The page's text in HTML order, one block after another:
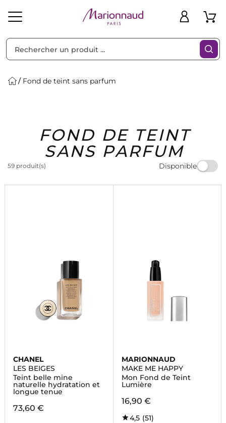
Solaire Homme Marques Idées
Cadeaux
Bons
Plans
Fond de teint sans parfum
FOND DE TEINT
SANS PARFUM
59 produit(s) Disponible
Filtres
CHANEL
LES BEIGES
Teint belle mine
naturelle hydratation et
longue tenue
73,60 €
MARIONNAUD
MAKE ME HAPPY
Mon Fond de Teint
Lumière
16,90 €
4,5 (51)